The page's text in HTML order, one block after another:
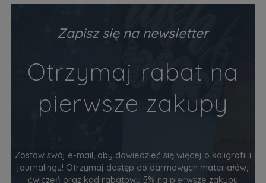
Zapisz się na newsletter
Otrzymaj rabat na
pierwsze zakupy
Zostaw swój e-mail, aby dowiedzieć się więcej o kaligrafii i
journalingu! Otrzymaj dostęp do darmowych materiałów,
ćwiczeń oraz kod rabatowy 5% na pierwsze zakupy